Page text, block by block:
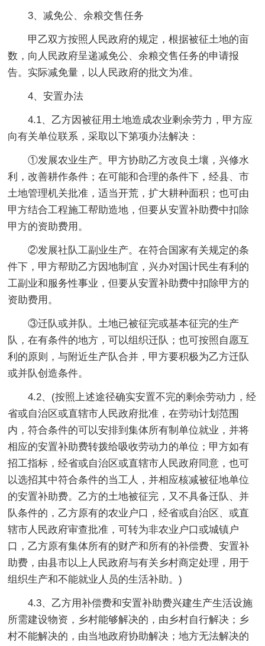
3、减免公、余粮交售任务
甲乙双方按照人民政府的规定，根据被征土地的亩
数，向人民政府呈递减免公、余粮交售任务的申请报
告。实际减免量，以人民政府的批文为准。
4、安置办法
4.1、乙方因被征用土地造成农业剩余劳力，甲方应
向有关单位联系，采取以下第项办法解决：
①发展农业生产。甲方协助乙方改良土壤，兴修水
利，改善耕作条件；在可能和合理的条件下，经县、市
土地管理机关批准，适当开荒，扩大耕种面积；也可由
甲方结合工程施工帮助造地，但要从安置补助费中扣除
甲方的资助费用。
②发展社队工副业生产。在符合国家有关规定的条
件下，甲方帮助乙方因地制宜，兴办对国计民生有利的
工副业和服务性事业，但要从安置补助费中扣除甲方的
资助费用。
③迁队或并队。土地已被征完或基本征完的生产
队，在有条件的地方，可以组织迁队；也可按照自愿互
利的原则，与附近生产队合并，甲方要积极为乙方迁队
或并队创造条件。
4.2、(按照上述途径确实安置不完的剩余劳动力，经
省或自治区或直辖市人民政府批准，在劳动计划范围
内，符合条件的可以安排到集体所有制单位就业，并将
相应的安置补助费转拨给吸收劳动力的单位；甲方如有
招工指标，经省或自治区或直辖市人民政府同意，也可
以选招其中符合条件的当工人，并相应核减被征地单位
的安置补助费。乙方的土地被征完，又不具备迁队、并
队条件的，乙方原有的农业户口，经省或自治区、或直
辖市人民政府审查批准，可转为非农业户口或城镇户
口，乙方原有集体所有的财产和所有的补偿费、安置补
助费，由县市以上人民政府与有关乡村商定处理，用于
组织生产和不能就业人员的生活补助。)
4.3、乙方用补偿费和安置补助费兴建生产生活设施
所需建设物资，乡村能够解决的，由乡村自行解决；乡
村不能解决的，由当地政府协助解决；地方无法解决的